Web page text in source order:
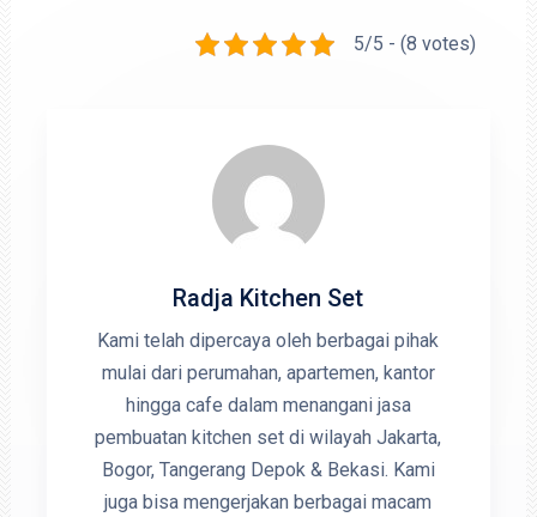
5/5 - (8 votes)
Radja Kitchen Set
Kami telah dipercaya oleh berbagai pihak
mulai dari perumahan, apartemen, kantor
hingga cafe dalam menangani jasa
pembuatan kitchen set di wilayah Jakarta,
Bogor, Tangerang Depok & Bekasi. Kami
juga bisa mengerjakan berbagai macam